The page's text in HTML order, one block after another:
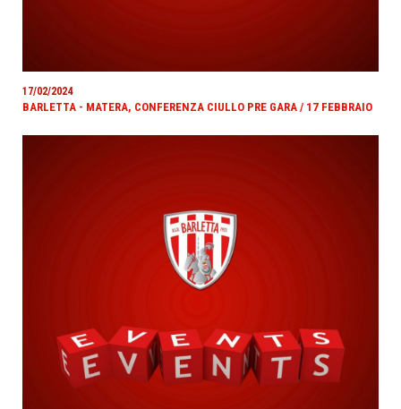
17/02/2024
BARLETTA - MATERA, CONFERENZA CIULLO PRE GARA / 17 FEBBRAIO